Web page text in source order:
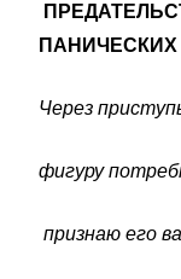
ПАНИЧЕСКИХ
Через
фигуру
признаю его